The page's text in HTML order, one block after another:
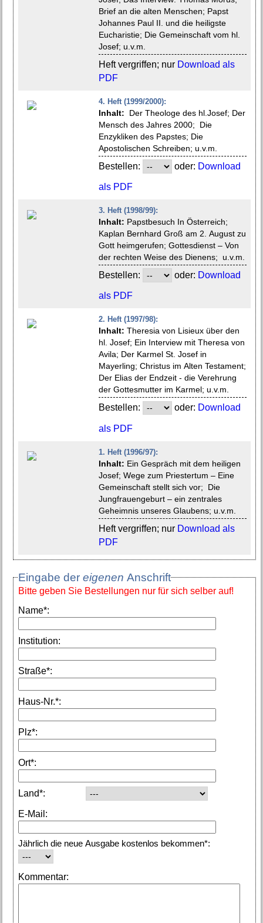
Brief an die alten Menschen; Papst
Johannes Paul II. und die heiligste
Eucharistie; Die Gemeinschaft vom hl.
Josef; u.v.m.
Heft vergriffen; nur Download als
PDF
4. Heft (1999/2000):
Inhalt: Der Theologe des hl.Josef; Der
Mensch des Jahres 2000; Die
Enzykliken des Papstes; Die
Apostolischen Schreiben; u.v.m.
Bestellen: oder: Download
als PDF
3. Heft (1998/99):
Inhalt: Papstbesuch In Österreich;
Kaplan Bernhard Groß am 2. August zu
Gott heimgerufen; Gottesdienst – Von
der rechten Weise des Dienens; u.v.m.
Bestellen: oder: Download
als PDF
2. Heft (1997/98):
Inhalt: Theresia von Lisieux über den
hl. Josef; Ein Interview mit Theresa von
Avila; Der Karmel St. Josef in
Mayerling; Christus im Alten Testament;
Der Elias der Endzeit - die Verehrung
der Gottesmutter im Karmel; u.v.m.
Bestellen: oder: Download
als PDF
1. Heft (1996/97):
Inhalt: Ein Gespräch mit dem heiligen
Josef; Wege zum Priestertum – Eine
Gemeinschaft stellt sich vor; Die
Jungfrauengeburt – ein zentrales
Geheimnis unseres Glaubens; u.v.m.
Heft vergriffen; nur Download als
PDF
Eingabe der eigenen Anschrift
Bitte geben Sie Bestellungen nur für sich selber auf!
Name*:
Institution:
Straße*:
Haus-Nr.*:
Plz*:
Ort*:
Land*:
E-Mail:
Jährlich die neue Ausgabe kostenlos bekommen*:
Kommentar: